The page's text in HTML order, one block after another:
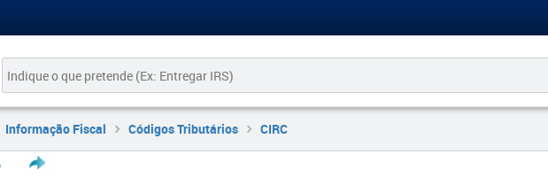
Informação Fiscal Códigos Tributários CIRC